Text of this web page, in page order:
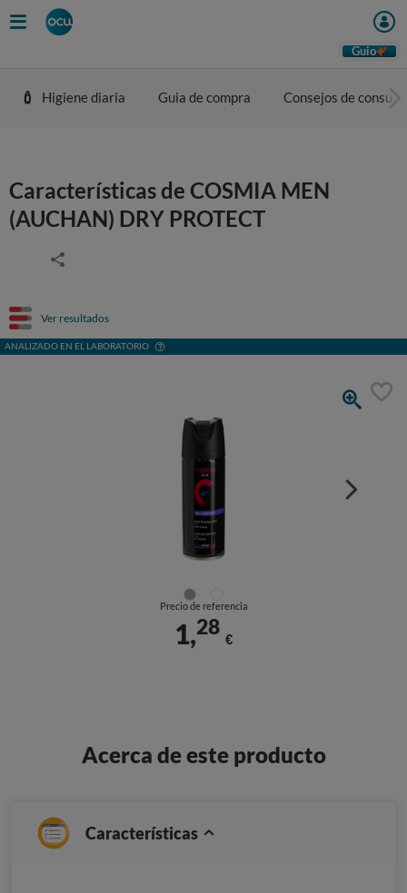
Guio
Higiene diaria Guia de compra Consejos de
Características de COSMIA MEN
(AUCHAN) DRY PROTECT
Ver resultados
ANALIZADO EN EL LABORATORIO
Precio de referencia
1,28
€
Acerca de este producto
Características